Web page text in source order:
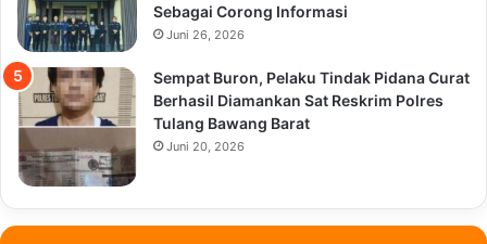
Sebagai Corong Informasi
Juni 26, 2026
Sempat Buron, Pelaku Tindak Pidana Curat
Berhasil Diamankan Sat Reskrim Polres
Tulang Bawang Barat
Juni 20, 2026